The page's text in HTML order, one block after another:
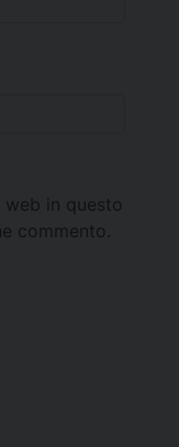
in questo
commento.